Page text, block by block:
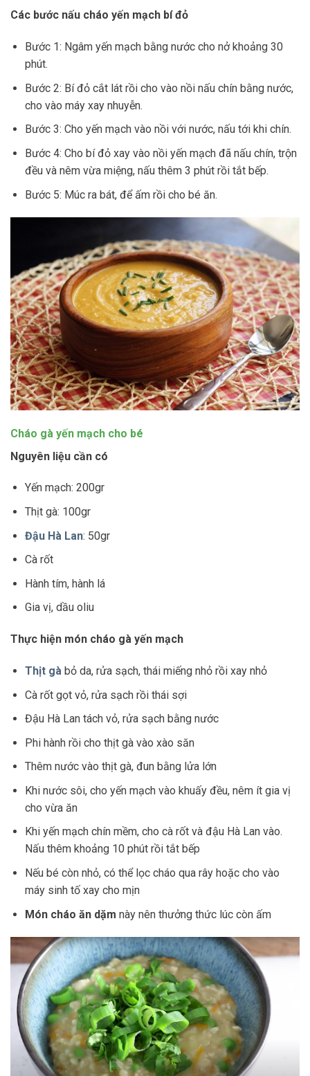
Các bước nấu cháo yến mạch bí đỏ
Bước 1: Ngâm yến mạch bằng nước cho nở khoảng 30
phút.
Bước 2: Bí đỏ cắt lát rồi cho vào nồi nấu chín bằng nước,
cho vào máy xay nhuyễn.
Bước 3: Cho yến mạch vào nồi với nước, nấu tới khi chín.
Bước 4: Cho bí đỏ xay vào nồi yến mạch đã nấu chín, trộn
đều và nêm vừa miệng, nấu thêm 3 phút rồi tắt bếp.
Bước 5: Múc ra bát, để ấm rồi cho bé ăn.
Cháo gà yến mạch cho bé
Nguyên liệu cần có
Yến mạch: 200gr
Thịt gà: 100gr
Đậu Hà Lan: 50gr
Cà rốt
Hành tím, hành lá
Gia vị, dầu oliu
Thực hiện món cháo gà yến mạch
Thịt gàbỏ da, rửa sạch, thái miếng nhỏ rồi xay nhỏ
Cà rốt gọt vỏ, rửa sạch rồi thái sợi
Đậu Hà Lan tách vỏ, rửa sạch bằng nước
Phi hành rồi cho thịt gà vào xào săn
Thêm nước vào thịt gà, đun bằng lửa lớn
Khi nước sôi, cho yến mạch vào khuấy đều, nêm ít gia vị
cho vừa ăn
Khi yến mạch chín mềm, cho cà rốt và đậu Hà Lan vào.
Nấu thêm khoảng 10 phút rồi tắt bếp
Nếu bé còn nhỏ, có thể lọc cháo qua rây hoặc cho vào
máy sinh tố xay cho mịn
Món cháo ăn dặm này nên thưởng thức lúc còn ấm